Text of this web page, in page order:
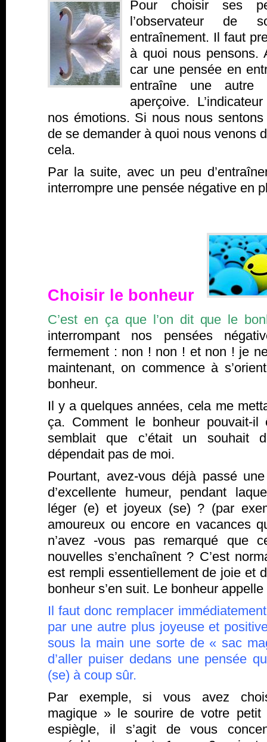
Pour choisir ses
l’observateur de
entraînement. Il faut
à quoi nous pensons.
car une pensée en
entraîne une autre
aperçoive.
nos émotions. Si nous nous
de se demander à quoi nous venons
cela.
Par la suite, avec un peu
interrompre une pensée négative en
Choisir le bonheur
C’est en ça que l’on dit que le
interrompant nos pensées
fermement : non ! non ! et non ! je
maintenant, on commence à
bonheur.
Il y a quelques années, cela me
ça. Comment le bonheur pouvait-
semblait que c’était un souhait
dépendait pas de moi.
Pourtant, avez-vous déjà passé
d’excellente humeur, pendant
léger (e) et joyeux (se) ? (par
amoureux ou encore en vacances
n’avez -vous pas remarqué que
nouvelles s’enchaînent ? C’est
est rempli essentiellement de joie et
bonheur s’en suit. Le bonheur
Il faut donc remplacer
par une autre plus joyeuse et
sous la main une sorte de « sac
d’aller puiser dedans une pensée
(se) à coup sûr.
Par exemple, si vous avez
magique » le sourire de votre
espiègle, il s’agit de vous